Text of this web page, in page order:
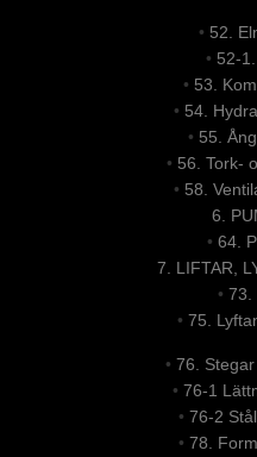
• 52.
• 52-
• 53.
• 54.
• 55.
• 56. Tork-
• 58.
6.
• 64.
7. LIFTAR,
• 73.
•75.
• 76. Stegar
• 76-1
• 76-2
•78.